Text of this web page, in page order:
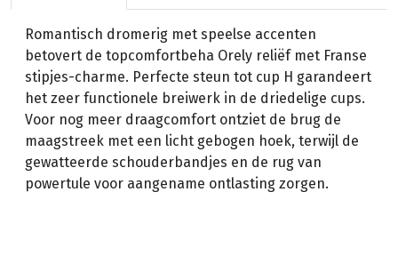
Romantisch dromerig met speelse accenten
betovert de topcomfortbeha Orely reliëf met Franse
stipjes-charme. Perfecte steun tot cup H garandeert
het zeer functionele breiwerk in de driedelige cups.
Voor nog meer draagcomfort ontziet de brug de
maagstreek met een licht gebogen hoek, terwijl de
gewatteerde schouderbandjes en de rug van
powertule voor aangename ontlasting zorgen.